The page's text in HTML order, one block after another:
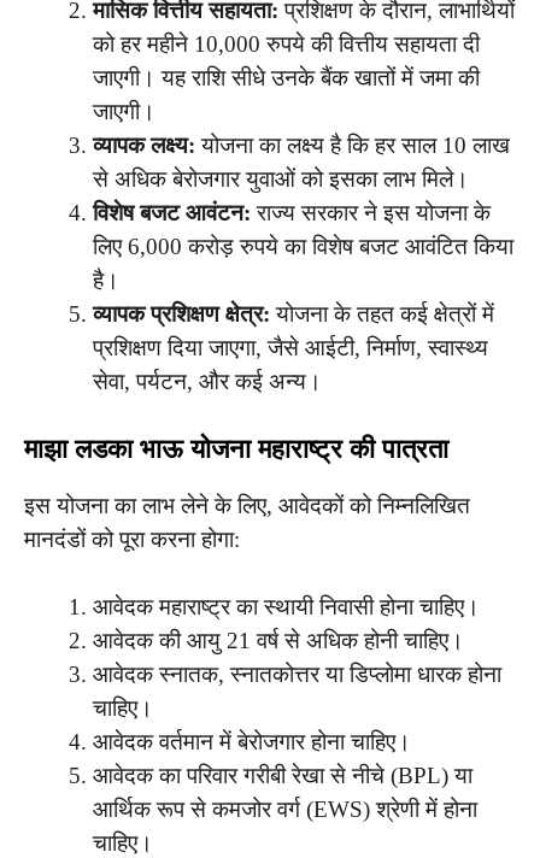
मासिक वित्तीय सहायता: प्रशिक्षण के दौरान, लाभार्थियों
को हर महीने 10,000 रुपये की वित्तीय सहायता दी
जाएगी। यह राशि सीधे उनके बैंक खातों में जमा की
जाएगी।
व्यापक लक्ष्य: योजना का लक्ष्य है कि हर साल 10 लाख
से अधिक बेरोजगार युवाओं को इसका लाभ मिले।
विशेष बजट आवंटन: राज्य सरकार ने इस योजना के
लिए 6,000 करोड़ रुपये का विशेष बजट आवंटित किया
है।
व्यापक प्रशिक्षण क्षेत्र: योजना के तहत कई क्षेत्रों में
प्रशिक्षण दिया जाएगा, जैसे आईटी, निर्माण, स्वास्थ्य
सेवा, पर्यटन, और कई अन्य।
माझा लडका भाऊ योजना महाराष्ट्र की पात्रता
इस योजना का लाभ लेने के लिए, आवेदकों को निम्नलिखित
मानदंडों को पूरा करना होगा:
आवेदक महाराष्ट्र का स्थायी निवासी होना चाहिए।
आवेदक की आयु 21 वर्ष से अधिक होनी चाहिए।
आवेदक स्नातक, स्नातकोत्तर या डिप्लोमा धारक होना
चाहिए।
आवेदक वर्तमान में बेरोजगार होना चाहिए।
आवेदक का परिवार गरीबी रेखा से नीचे (BPL) या
आर्थिक रूप से कमजोर वर्ग (EWS) श्रेणी में होना
चाहिए।